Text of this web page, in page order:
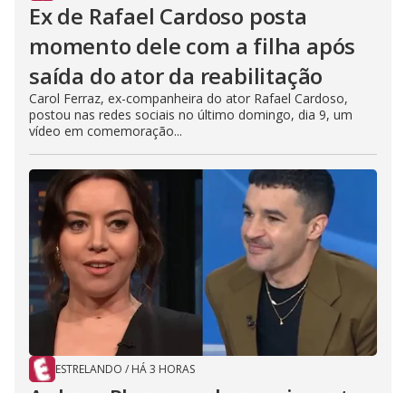
Ex de Rafael Cardoso posta
momento dele com a filha após
saída do ator da reabilitação
Carol Ferraz, ex-companheira do ator Rafael Cardoso,
postou nas redes sociais no último domingo, dia 9, um
vídeo em comemoração...
ESTRELANDO / HÁ 3 HORAS